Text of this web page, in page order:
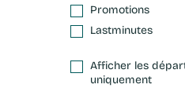
Promotions
Lastminutes
Afficher les départs disponibles
uniquement